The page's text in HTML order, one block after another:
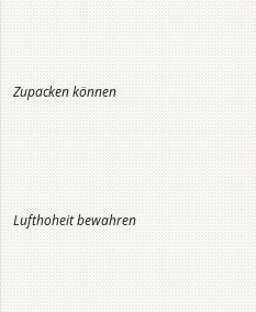
Zupacken können
Lufthoheit bewahren